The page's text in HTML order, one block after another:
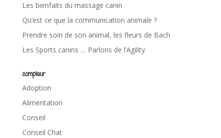
Les bienfaits du massage canin
Qu’est ce que la communication animale ?
Prendre soin de son animal, les fleurs de Bach
Les Sports canins … Parlons de l’Agility
compteur
Adoption
Alimentation
Conseil
Conseil Chat